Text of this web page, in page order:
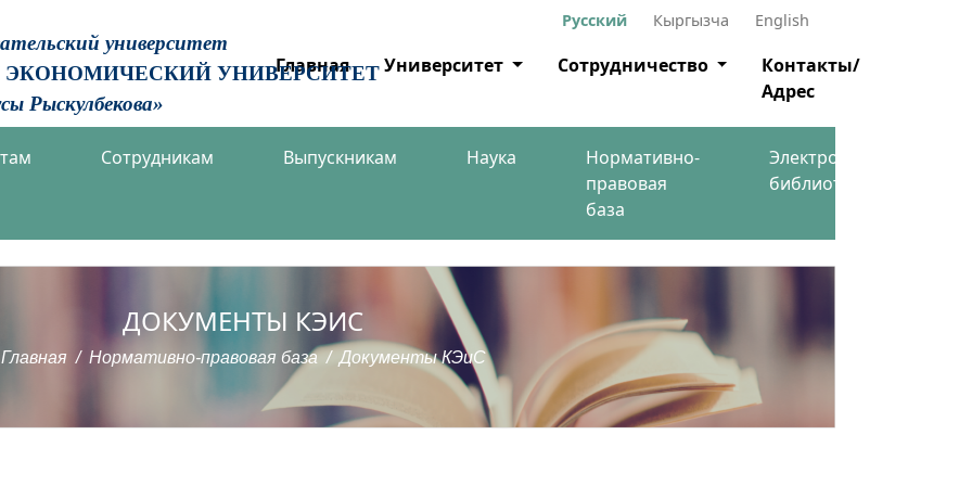
Русский Кыргызча English
университет
ЭКОНОМИЧЕСКИЙ УНИВЕРСИТЕТ
Рыскулбекова»
Главная Университет Сотрудничество
Контакты/
Адрес
Сотрудникам Выпускникам Наука
Нормативно-
правовая
база
Электронная
библиотека
ДОКУМЕНТЫ КЭИС
Главная Нормативно-правовая база Документы КЭиС